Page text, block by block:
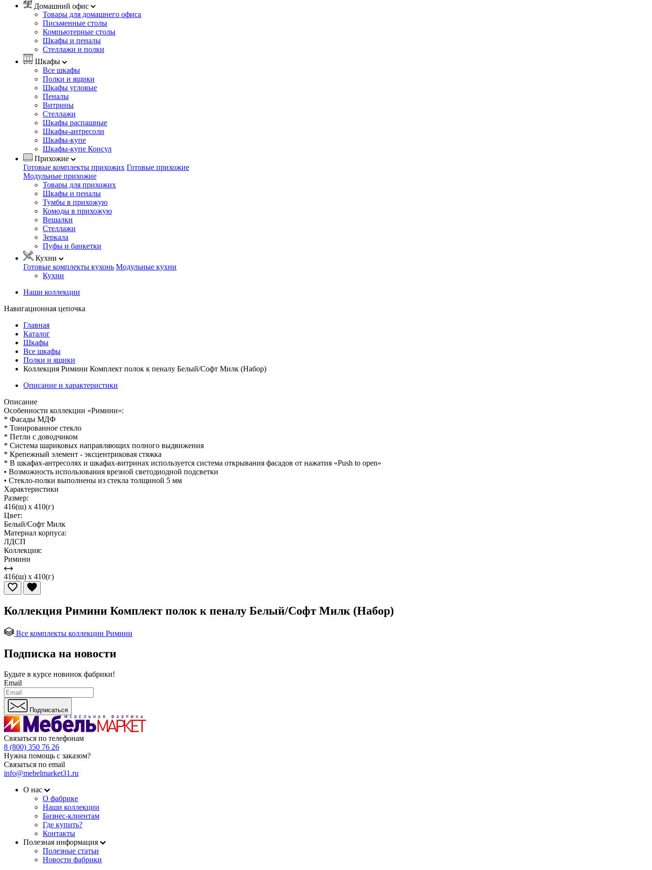
Домашний офис
Товары для домашнего офиса
Письменные столы
Компьютерные столы
Шкафы и пеналы
Стеллажи и полки
Шкафы
Все шкафы
Полки и ящики
Шкафы угловые
Пеналы
Витрины
Стеллажи
Шкафы распашные
Шкафы-антресоли
Шкафы-купе
Шкафы-купе Консул
Прихожие
Готовые комплекты прихожих Готовые прихожие
Модульные прихожие
Товары для прихожих
Шкафы и пеналы
Тумбы в прихожую
Комоды в прихожую
Вешалки
Стеллажи
Зеркала
Пуфы и банкетки
Кухни
Готовые комплекты кухонь Модульные кухни
Кухни
Наши коллекции
Навигационная цепочка
Главная
Каталог
Шкафы
Все шкафы
Полки и ящики
Коллекция Римини Комплект полок к пеналу Белый/Софт Милк (Набор)
Описание и характеристики
Описание
Особенности коллекции «Римини»:
* Фасады МДФ
* Тонированное стекло
* Петли с доводчиком
* Система шариковых направляющих полного выдвижения
* Крепежный элемент - эксцентриковая стяжка
* В шкафах-антресолях и шкафах-витринах используется система открывания фасадов от нажатия «Push to open»
• Возможность использования врезной светодиодной подсветки
• Стекло-полки выполнены из стекла толщиной 5 мм
Характеристики
Размер:
416(ш) x 410(г)
Цвет:
Белый/Софт Милк
Материал корпуса:
ЛДСП
Коллекция:
Римини
416(ш) x 410(г)
Коллекция Римини Комплект полок к пеналу Белый/Софт Милк (Набор)
Все комплекты коллекции Римини
Подписка на новости
Будьте в курсе новинок фабрики!
Email
Подписаться
Связаться по телефонам
8 (800) 350 76 26
Нужна помощь с заказом?
Связаться по email
info@mebelmarket31.ru
О нас
О фабрике
Наши коллекции
Бизнес-клиентам
Где купить?
Контакты
Полезная информация
Полезные статьи
Новости фабрики